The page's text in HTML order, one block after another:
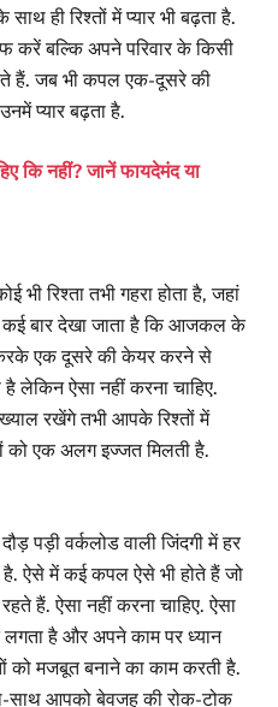
ही रिश्तों में प्यार भी बढ़ता है.
करें बल्कि अपने परिवार के किसी
हैं. जब भी कपल एक-दूसरे की
प्यार बढ़ता है.
कि नहीं? जानें फायदेमंद या
भी रिश्ता तभी गहरा होता है, जहां
बार देखा जाता है कि आजकल के
करके एक दूसरे की केयर करने से
लेकिन ऐसा नहीं करना चाहिए.
रखेंगे तभी आपके रिश्तों में
को एक अलग इज्जत मिलती है.
पड़ी वर्कलोड वाली जिंदगी में हर
है. ऐसे में कई कपल ऐसे भी होते हैं जो
हैं. ऐसा नहीं करना चाहिए. ऐसा
है और अपने काम पर ध्यान
को मजबूत बनाने का काम करती है.
साथ आपको बेवजह की रोक-टोक